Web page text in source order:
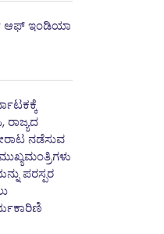
ಆಫ್ ಇಂಡಿಯಾ
ರಾಜ್ಯದ
ನಡೆಸುವ
ಪರಸ್ಪರ